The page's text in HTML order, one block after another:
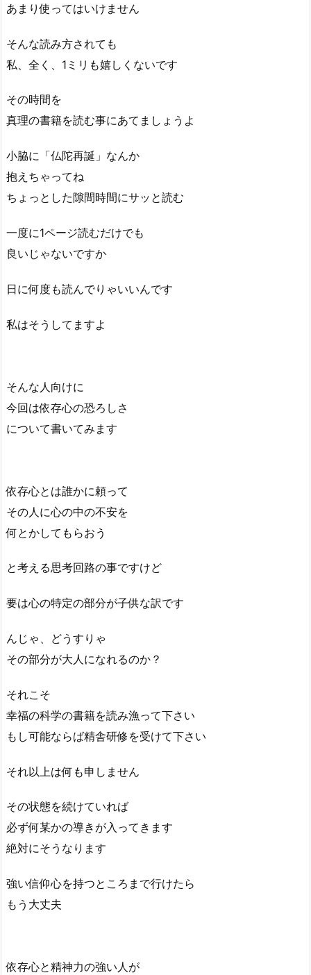
あまり使ってはいけません
そんな読み方されても
私、全く、1ミリも嬉しくないです
その時間を
真理の書籍を読む事にあてましょうよ
小脇に「仏陀再誕」なんか
抱えちゃってね
ちょっとした隙間時間にサッと読む
一度に1ページ読むだけでも
良いじゃないですか
日に何度も読んでりゃいいんです
私はそうしてますよ
そんな人向けに
今回は依存心の恐ろしさ
について書いてみます
依存心とは誰かに頼って
その人に心の中の不安を
何とかしてもらおう
と考える思考回路の事ですけど
要は心の特定の部分が子供な訳です
んじゃ、どうすりゃ
その部分が大人になれるのか？
それこそ
幸福の科学の書籍を読み漁って下さい
もし可能ならば精舎研修を受けて下さい
それ以上は何も申しません
その状態を続けていれば
必ず何某かの導きが入ってきます
絶対にそうなります
強い信仰心を持つところまで行けたら
もう大丈夫
依存心と精神力の強い人が